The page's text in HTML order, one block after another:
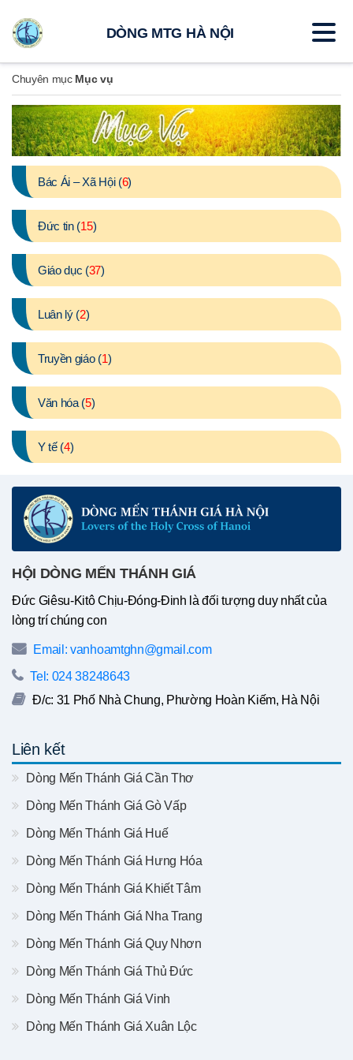
Chuyên mục Mục vụ
Bác Ái – Xã Hội (6)
Đức tin (15)
Giáo dục (37)
Luân lý (2)
Truyền giáo (1)
Văn hóa (5)
Y tế (4)
HỘI DÒNG MẾN THÁNH GIÁ
Đức Giêsu-Kitô Chịu-Đóng-Đinh là đối tượng duy nhất của
lòng trí chúng con
Email: vanhoamtghn@gmail.com
Tel: 024 38248643
Đ/c: 31 Phố Nhà Chung, Phường Hoàn Kiếm, Hà Nội
Liên kết
Dòng Mến Thánh Giá Cần Thơ
Dòng Mến Thánh Giá Gò Vấp
Dòng Mến Thánh Giá Huế
Dòng Mến Thánh Giá Hưng Hóa
Dòng Mến Thánh Giá Khiết Tâm
Dòng Mến Thánh Giá Nha Trang
Dòng Mến Thánh Giá Quy Nhơn
Dòng Mến Thánh Giá Thủ Đức
Dòng Mến Thánh Giá Vinh
Dòng Mến Thánh Giá Xuân Lộc
DÒNG MTG HÀ NỘI